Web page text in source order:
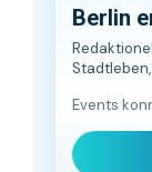
Berlin
Events